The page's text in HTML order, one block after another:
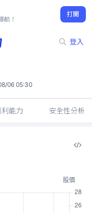
航！
打開
登入
06 05:30
利能力 安全性分析